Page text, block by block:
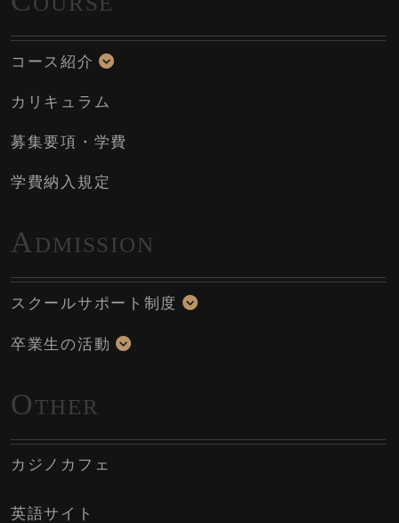
コース紹介
カリキュラム
募集要項・学費
学費納入規定
A DMISSION
スクールサポート制度
卒業生の活動
OTHER
カジノカフェ
英語サイト